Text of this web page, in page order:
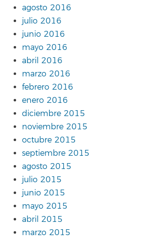
agosto 2016
julio 2016
junio 2016
mayo 2016
abril 2016
marzo 2016
febrero 2016
enero 2016
diciembre 2015
noviembre 2015
octubre 2015
septiembre 2015
agosto 2015
julio 2015
junio 2015
mayo 2015
abril 2015
marzo 2015